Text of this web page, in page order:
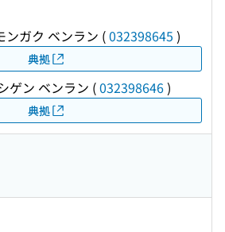
ンガク ベンラン (032398645 )
典拠
ゲン ベンラン (032398646)
典拠